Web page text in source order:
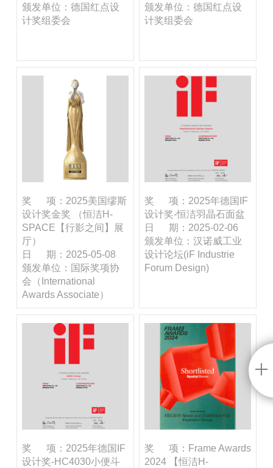
颁发单位：德国红点设
计奖组委会
颁发单位：德国红点设
计奖组委会
奖 项：2025美国缪斯
设计奖金奖 （恒洁H-
SPACE【行影之间】展
厅）
日 期：2025-05-08
颁发单位：国际奖项协
会（International
Awards Associate）
奖 项：2025年德国IF
设计奖-恒洁羽晶石面盆
日 期：2025-02-06
颁发单位：汉诺威工业
设计论坛(iF Industrie
Forum Design)
奖 项：2025年德国IF
设计奖-HC4030小便斗
奖 项：Frame Awards
2024 【恒洁H-